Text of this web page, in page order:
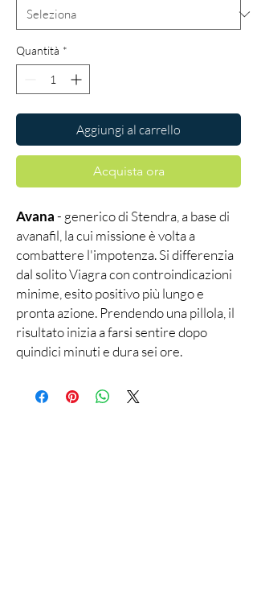
Quantità *
Aggiungi al carrello
Acquista ora
Avana- generico di Stendra, a base di
avanafil, la cui missione è volta a
combattere l'impotenza. Si differenzia
dal solito Viagra con controindicazioni
minime, esito positivo più lungo e
pronta azione. Prendendo una pillola, il
risultato inizia a farsi sentire dopo
quindici minuti e dura sei ore.